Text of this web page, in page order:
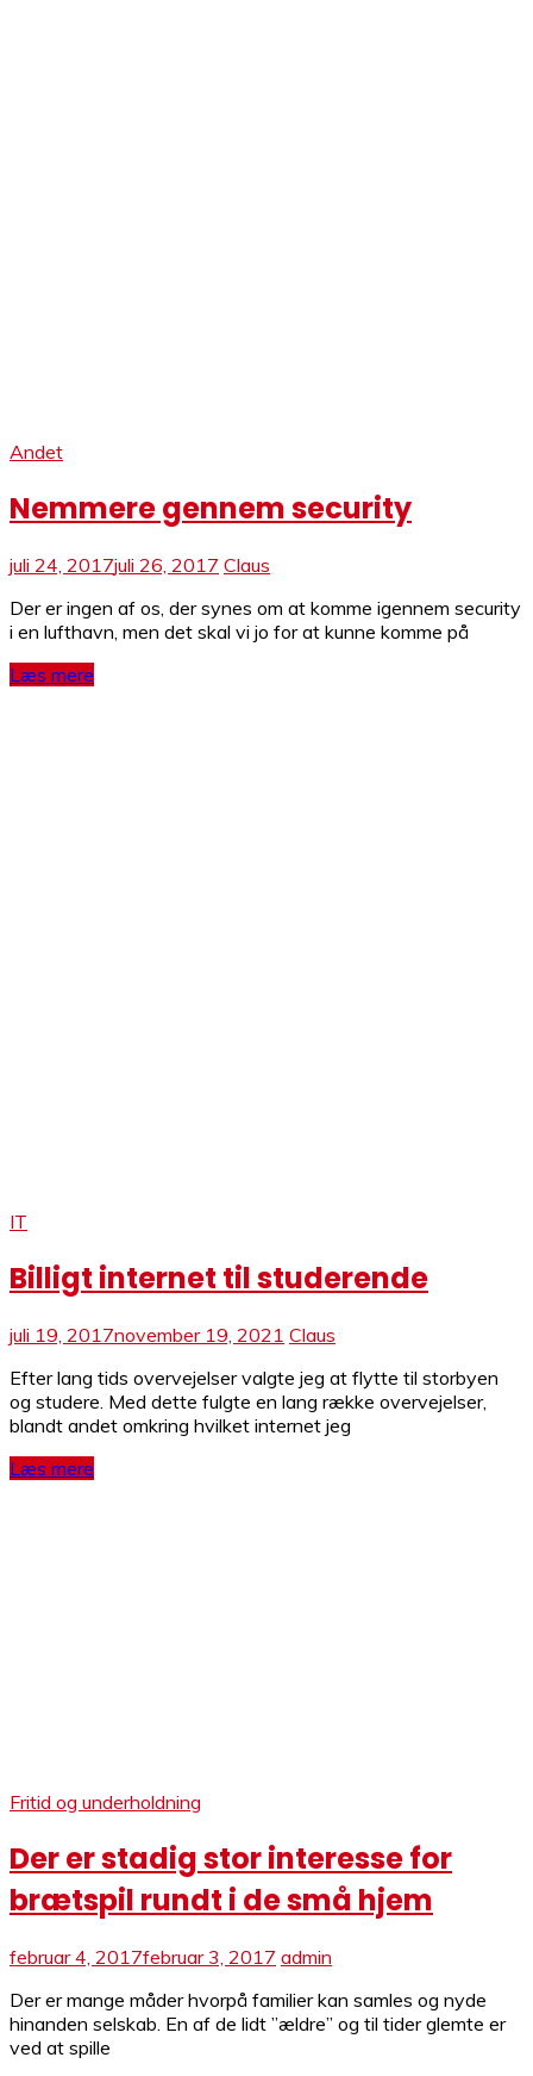
Andet
Nemmere gennem security
juli 24, 2017juli 26, 2017 Claus
Der er ingen af os, der synes om at komme igennem security
i en lufthavn, men det skal vi jo for at kunne komme på
Læs mere
IT
Billigt internet til studerende
juli 19, 2017november 19, 2021 Claus
Efter lang tids overvejelser valgte jeg at flytte til storbyen
og studere. Med dette fulgte en lang række overvejelser,
blandt andet omkring hvilket internet jeg
Læs mere
Fritid og underholdning
Der er stadig stor interesse for
brætspil rundt i de små hjem
februar 4, 2017februar 3, 2017 admin
Der er mange måder hvorpå familier kan samles og nyde
hinanden selskab. En af de lidt ”ældre” og til tider glemte er
ved at spille